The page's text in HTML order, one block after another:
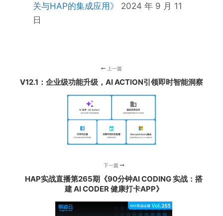
关与HAP的集成应用》
2024 年 9 月 11
日
上一篇
V12.1：企业级功能升级，AI ACTION引领即时智能洞察
下一篇
HAP实战直播第265期《90分钟AI CODING 实战：搭
建 AI CODER 健康打卡APP》